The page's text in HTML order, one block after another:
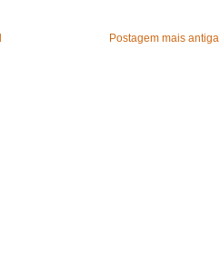
Postagem mais antiga